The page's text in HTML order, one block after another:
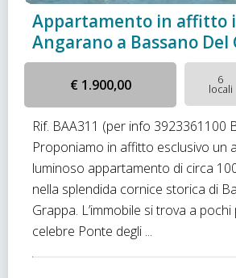
Appartamento in affitto
Angarano a Bassano Del
€ 1.900,00 6
locali
Rif. BAA311 (per info 3923361100
Proponiamo in affitto esclusivo un
luminoso appartamento di circa
nella splendida cornice storica di
Grappa. L’immobile si trova a pochi
celebre Ponte degli ...